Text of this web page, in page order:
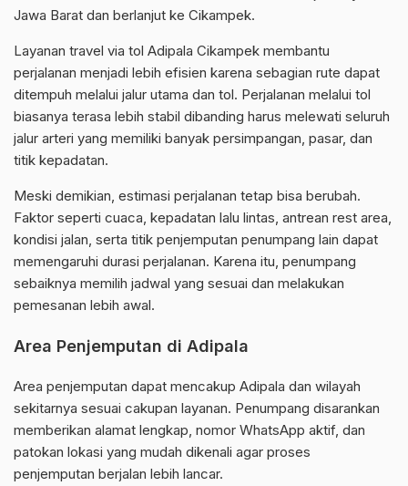
Jawa Barat dan berlanjut ke Cikampek.
Layanan travel via tol Adipala Cikampek membantu
perjalanan menjadi lebih efisien karena sebagian rute dapat
ditempuh melalui jalur utama dan tol. Perjalanan melalui tol
biasanya terasa lebih stabil dibanding harus melewati seluruh
jalur arteri yang memiliki banyak persimpangan, pasar, dan
titik kepadatan.
Meski demikian, estimasi perjalanan tetap bisa berubah.
Faktor seperti cuaca, kepadatan lalu lintas, antrean rest area,
kondisi jalan, serta titik penjemputan penumpang lain dapat
memengaruhi durasi perjalanan. Karena itu, penumpang
sebaiknya memilih jadwal yang sesuai dan melakukan
pemesanan lebih awal.
Area Penjemputan di Adipala
Area penjemputan dapat mencakup Adipala dan wilayah
sekitarnya sesuai cakupan layanan. Penumpang disarankan
memberikan alamat lengkap, nomor WhatsApp aktif, dan
patokan lokasi yang mudah dikenali agar proses
penjemputan berjalan lebih lancar.